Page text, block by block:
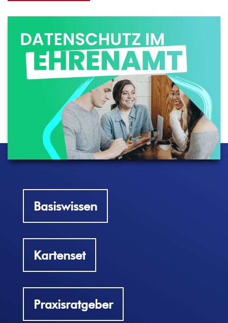
Basiswissen
Kartenset
Praxisratgeber